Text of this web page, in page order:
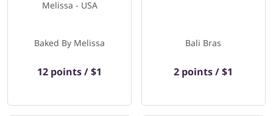
Baked By Melissa
12 points / $1
Bali Bras
2 points / $1